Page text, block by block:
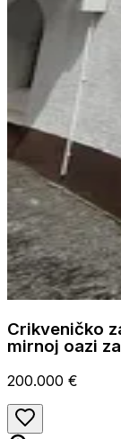
Crikveničko
mirnoj oazi
200.000 €